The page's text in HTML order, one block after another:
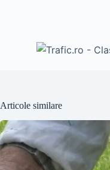
Articole similare